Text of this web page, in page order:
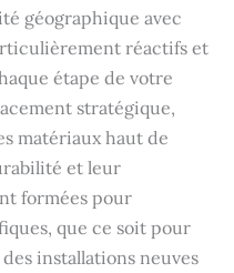
géographique avec
réactifs et
étape de votre
stratégique,
matériaux haut de
et leur
formées pour
que ce soit pour
installations neuves